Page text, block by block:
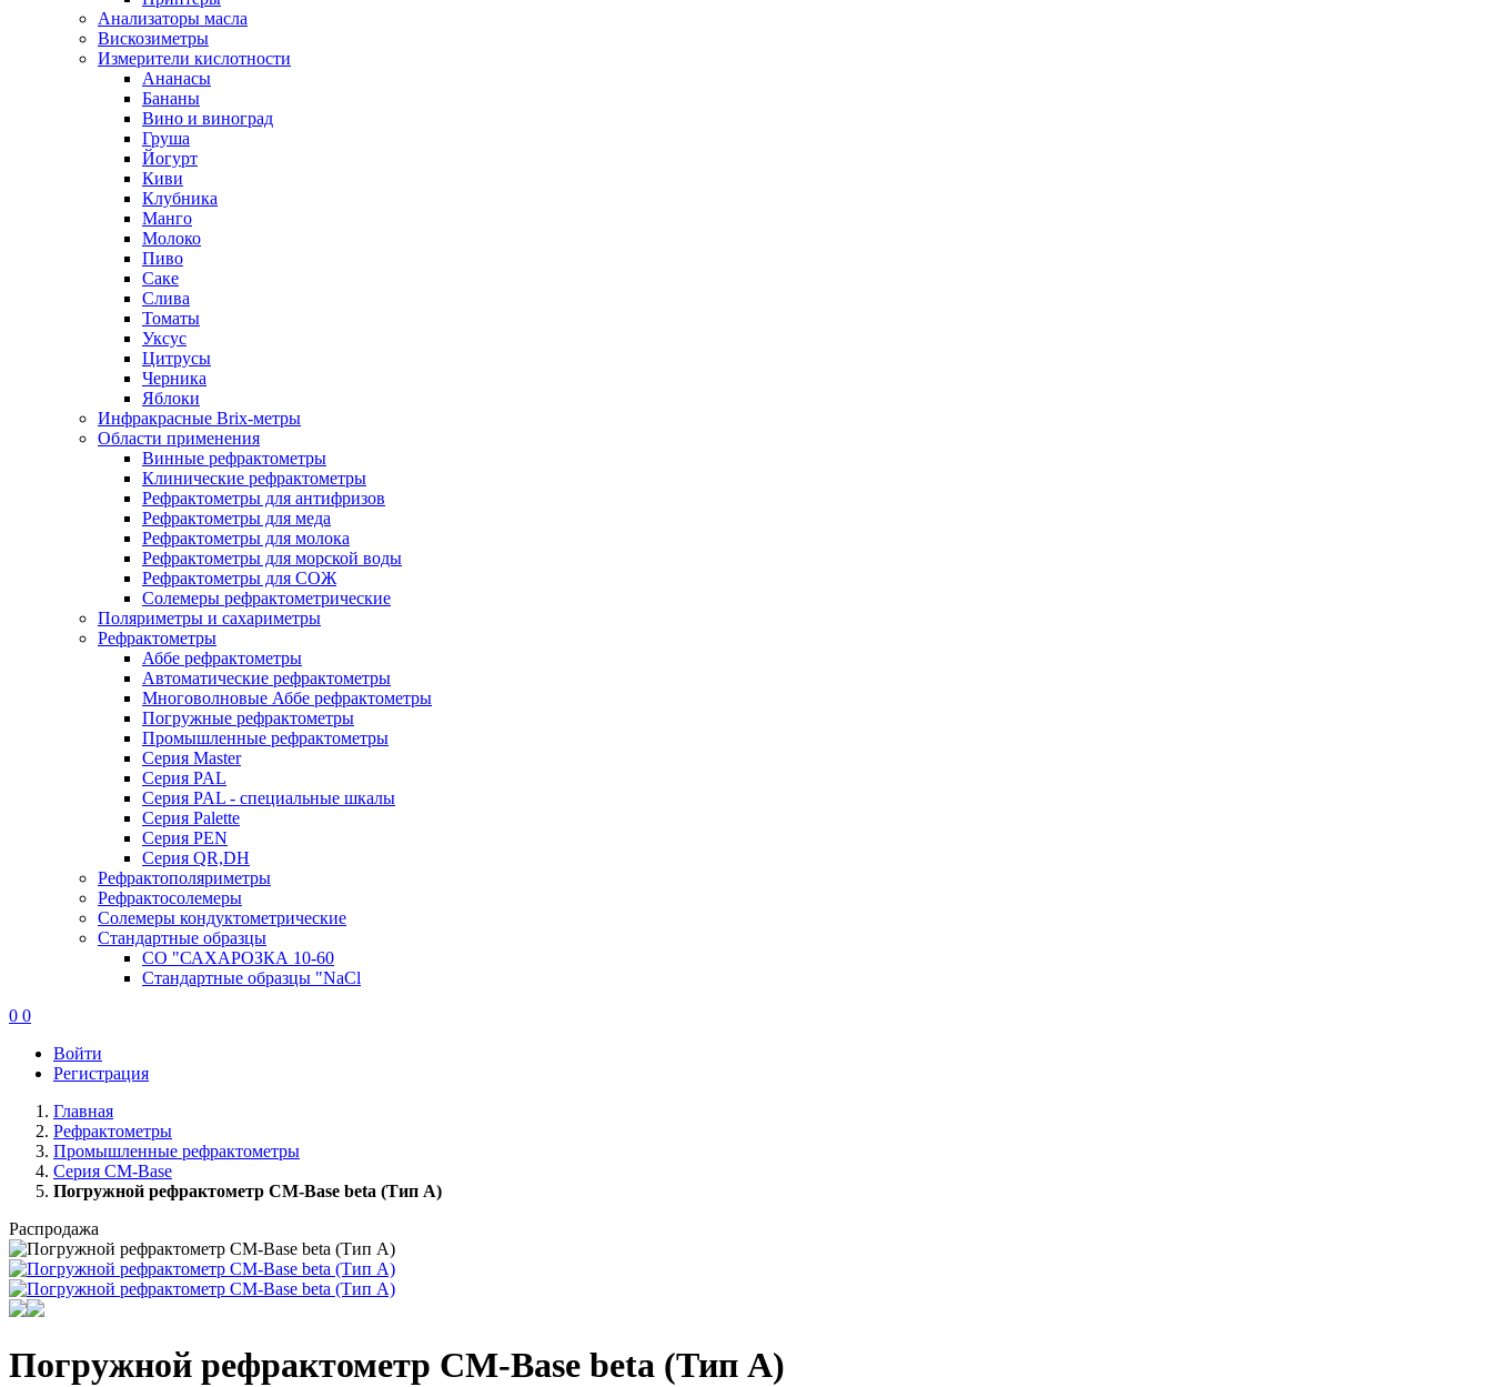
Анализаторы масла
Вискозиметры
Измерители кислотности
Ананасы
Бананы
Вино и виноград
Груша
Йогурт
Киви
Клубника
Манго
Молоко
Пиво
Саке
Слива
Томаты
Уксус
Цитрусы
Черника
Яблоки
Инфракрасные Brix-метры
Области применения
Винные рефрактометры
Клинические рефрактометры
Рефрактометры для антифризов
Рефрактометры для меда
Рефрактометры для молока
Рефрактометры для морской воды
Рефрактометры для СОЖ
Солемеры рефрактометрические
Поляриметры и сахариметры
Рефрактометры
Аббе рефрактометры
Автоматические рефрактометры
Многоволновые Аббе рефрактометры
Погружные рефрактометры
Промышленные рефрактометры
Серия Master
Серия PAL
Серия PAL - специальные шкалы
Серия Palette
Серия PEN
Серия QR,DH
Рефрактополяриметры
Рефрактосолемеры
Солемеры кондуктометрические
Стандартные образцы
СО "САХАРОЗКА 10-60
Стандартные образцы "NaCl
0 0
Войти
Регистрация
Главная
Рефрактометры
Промышленные рефрактометры
Серия CM-Base
Погружной рефрактометр CM-Base beta (Тип А)
Распродажа
Погружной рефрактометр CM-Base beta (Тип А)